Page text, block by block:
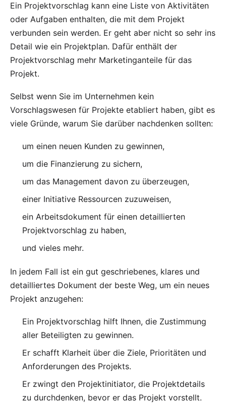
Ein Projektvorschlag kann eine Liste von Aktivitäten
oder Aufgaben enthalten, die mit dem Projekt
verbunden sein werden. Er geht aber nicht so sehr ins
Detail wie ein Projektplan. Dafür enthält der
Projektvorschlag mehr Marketinganteile für das
Projekt.
Selbst wenn Sie im Unternehmen kein
Vorschlagswesen für Projekte etabliert haben, gibt es
viele Gründe, warum Sie darüber nachdenken sollten:
um einen neuen Kunden zu gewinnen,
um die Finanzierung zu sichern,
um das Management davon zu überzeugen,
einer Initiative Ressourcen zuzuweisen,
ein Arbeitsdokument für einen detaillierten
Projektvorschlag zu haben,
und vieles mehr.
In jedem Fall ist ein gut geschriebenes, klares und
detailliertes Dokument der beste Weg, um ein neues
Projekt anzugehen:
Ein Projektvorschlag hilft Ihnen, die Zustimmung
aller Beteiligten zu gewinnen.
Er schafft Klarheit über die Ziele, Prioritäten und
Anforderungen des Projekts.
Er zwingt den Projektinitiator, die Projektdetails
zu durchdenken, bevor er das Projekt vorstellt.